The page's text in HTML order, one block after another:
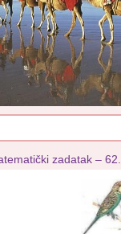
zadatak – 62.